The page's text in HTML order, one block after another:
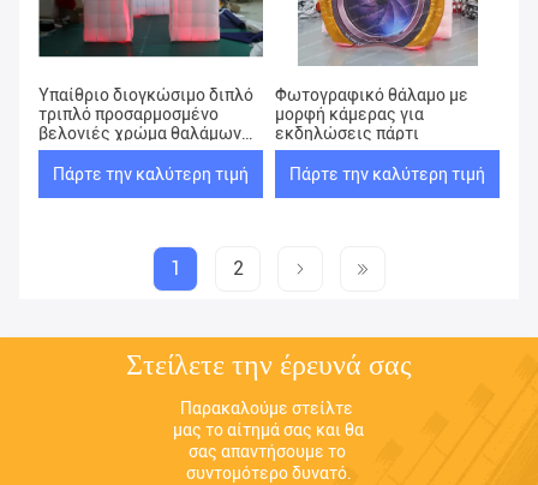
Υπαίθριο διογκώσιμο διπλό
τριπλό προσαρμοσμένο
βελονιές χρώμα θαλάμων
φωτογραφιών
Πάρτε την καλύτερη τιμή
Φωτογραφικό θάλαμο με
μορφή κάμερας για
εκδηλώσεις πάρτι
Πάρτε την καλύτερη τιμή
1 2
Στείλετε την έρευνά σας
Παρακαλούμε στείλτε
μας το αίτημά σας και θα
σας απαντήσουμε το
συντομότερο δυνατό.